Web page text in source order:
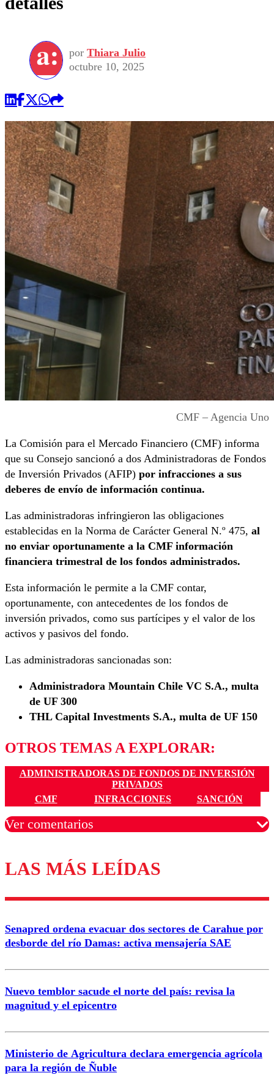
por Thiara Julio
octubre 10, 2025
CMF – Agencia Uno
La Comisión para el Mercado Financiero (CMF) informa
que su Consejo sancionó a dos Administradoras de Fondos
de Inversión Privados (AFIP) por infracciones a sus
deberes de envío de información continua.
Las administradoras infringieron las obligaciones
establecidas en la Norma de Carácter General N.º 475, al
no enviar oportunamente a la CMF información
financiera trimestral de los fondos administrados.
Esta información le permite a la CMF contar,
oportunamente, con antecedentes de los fondos de
inversión privados, como sus partícipes y el valor de los
activos y pasivos del fondo.
Las administradoras sancionadas son:
Administradora Mountain Chile VC S.A., multa
de UF 300
THL Capital Investments S.A., multa de UF 150
OTROS TEMAS A EXPLORAR:
ADMINISTRADORAS DE FONDOS DE INVERSIÓN
PRIVADOS
CMF
INFRACCIONES SANCIÓN
Ver comentarios
Los comentarios son moderados para garantizar un
diálogo respetuoso.
Correo
LAS MÁS LEÍDAS
Senapred ordena evacuar dos sectores de Carahue por
desborde del río Damas: activa mensajería SAE
Nuevo temblor sacude el norte del país: revisa la
magnitud y el epicentro
Ministerio de Agricultura declara emergencia agrícola
para la región de Ñuble